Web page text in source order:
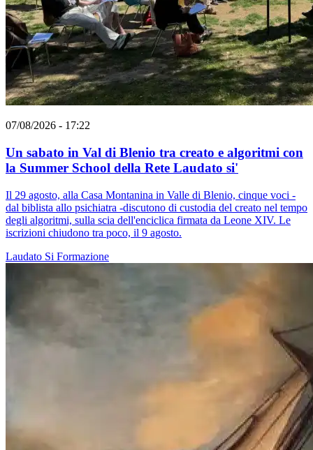
07/08/2026 - 17:22
Un sabato in Val di Blenio tra creato e algoritmi con
la Summer School della Rete Laudato si'
Il 29 agosto, alla Casa Montanina in Valle di Blenio, cinque voci -
dal biblista allo psichiatra -discutono di custodia del creato nel tempo
degli algoritmi, sulla scia dell'enciclica firmata da Leone XIV. Le
iscrizioni chiudono tra poco, il 9 agosto.
Laudato Si Formazione